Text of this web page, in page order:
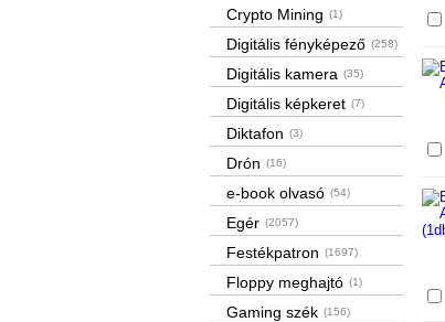
Crypto Mining (1)
Digitális fényképező (258)
Digitális kamera (35)
Digitális képkeret (7)
Diktafon (3)
Drón (16)
e-book olvasó (54)
Egér (2057)
Festékpatron (1697)
Floppy meghajtó (1)
Gaming szék (156)